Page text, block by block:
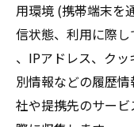
用環境 (携帯端末を
信状態、利用に際
、IPアドレス、ク
別情報などの履歴
社や提携先のサー